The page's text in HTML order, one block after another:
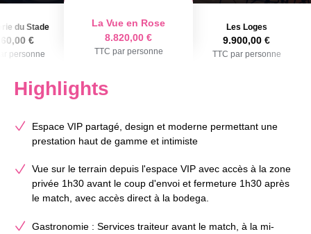
du Stade
€
personne
La Vue en Rose
8.820,00 €
TTC par personne
Les Loges
9.900,00 €
TTC par personne
Highlights
Espace VIP partagé, design et moderne permettant une
prestation haut de gamme et intimiste
Vue sur le terrain depuis l'espace VIP avec accès à la zone
privée 1h30 avant le coup d'envoi et fermeture 1h30 après
le match, avec accès direct à la bodega.
Gastronomie : Services traiteur avant le match, à la mi-